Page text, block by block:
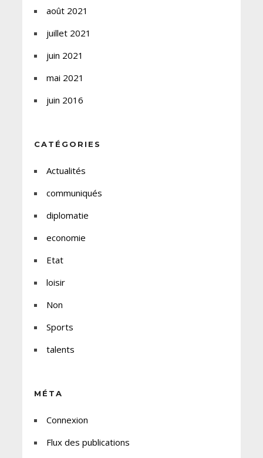
août 2021
juillet 2021
juin 2021
mai 2021
juin 2016
CATÉGORIES
Actualités
communiqués
diplomatie
economie
Etat
loisir
Non
Sports
talents
MÉTA
Connexion
Flux des publications